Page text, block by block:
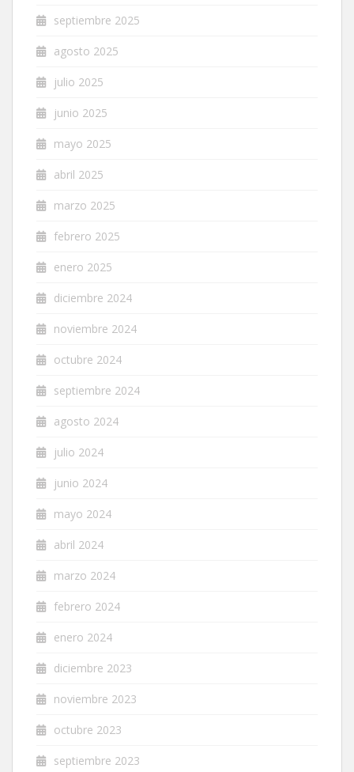
septiembre 2025
agosto 2025
julio 2025
junio 2025
mayo 2025
abril 2025
marzo 2025
febrero 2025
enero 2025
diciembre 2024
noviembre 2024
octubre 2024
septiembre 2024
agosto 2024
julio 2024
junio 2024
mayo 2024
abril 2024
marzo 2024
febrero 2024
enero 2024
diciembre 2023
noviembre 2023
octubre 2023
septiembre 2023